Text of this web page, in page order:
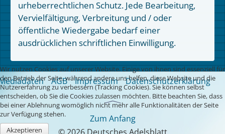
urheberrechtlichen Schutz. Jede Bearbeitung,
Vervielfältigung, Verbreitung und / oder
öffentliche Wiedergabe bedarf einer
ausdrücklichen schriftlichen Einwilligung.
AGB Impressum Datenschutzerklärung
Zum Anfang
Wir nutzen Cookies auf unserer Website. Einige von ihnen sind essenziell für
den Betrieb der Seite, während andere uns helfen, diese Website und die
Nutzererfahrung zu verbessern (Tracking Cookies). Sie können selbst
entscheiden, ob Sie die Cookies zulassen möchten. Bitte beachten Sie, dass
bei einer Ablehnung womöglich nicht mehr alle Funktionalitäten der Seite
zur Verfügung stehen.
Akzeptieren